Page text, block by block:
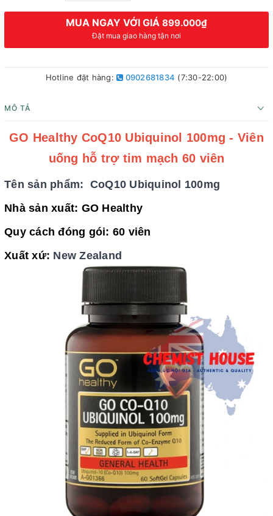
MUA NGAY VỚI GIÁ 899.000₫
Đặt mua giao hàng tận nơi
Hotline đặt hàng: 0902681834 (7:30-22:00)
MÔ TẢ
GO Healthy CoQ10 Ubiquinol 100mg - Viên
uống hỗ trợ tim mạch 60 viên
Tên sản phẩm: CoQ10 Ubiquinol 100mg
Nhà sản xuất: GO Healthy
Quy cách đóng gói: 60 viên
Xuất xứ: New Zealand